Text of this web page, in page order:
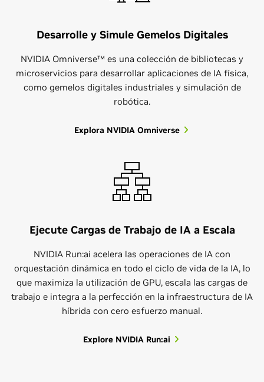
Desarrolle y Simule Gemelos Digitales
NVIDIA Omniverse™ es una colección de bibliotecas y
microservicios para desarrollar aplicaciones de IA física,
como gemelos digitales industriales y simulación de
robótica.
Explora NVIDIA Omniverse
Ejecute Cargas de Trabajo de IA a Escala
NVIDIA Run:ai acelera las operaciones de IA con
orquestación dinámica en todo el ciclo de vida de la IA, lo
que maximiza la utilización de GPU, escala las cargas de
trabajo e integra a la perfección en la infraestructura de IA
híbrida con cero esfuerzo manual.
Explore NVIDIA Run:ai